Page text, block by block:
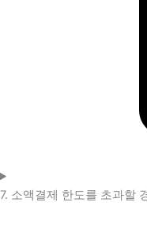
7. 소액결제 한도를 초과할